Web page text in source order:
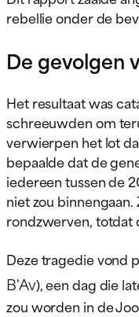
rebellie onder de
De gevolgen
Het resultaat was
schreeuwden om
verwierpen het lot
bepaalde dat de
iedereen tussen de
niet zou
rondzwerven, totdat
Deze tragedie vond
B'Av), een dag die
zou worden in de